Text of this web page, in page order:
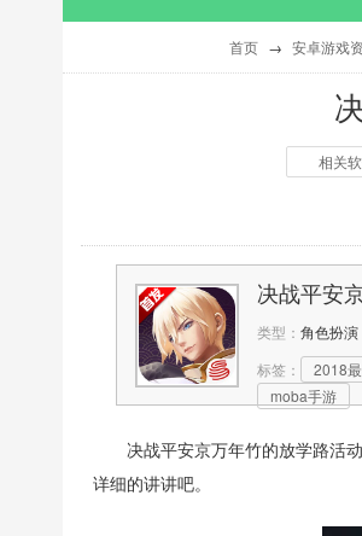
首页 → 安卓游戏
相关
决战平安
类型： 角色扮演
标签：
2018
moba手游
决战平安京万年竹的放学路活
详细的讲讲吧。